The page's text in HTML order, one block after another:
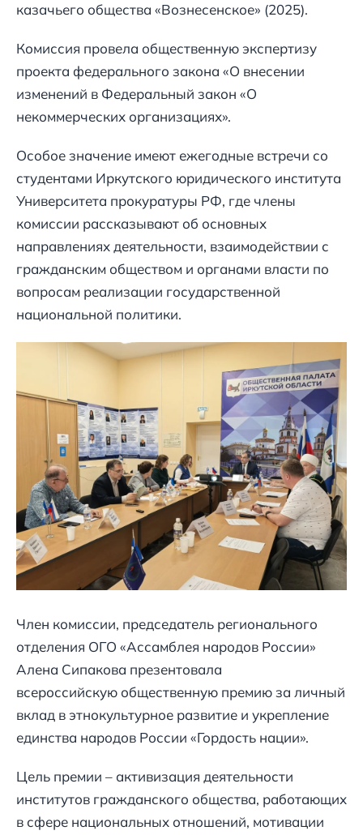
казачьего общества «Вознесенское» (2025).
Комиссия провела общественную экспертизу
проекта федерального закона «О внесении
изменений в Федеральный закон «О
некоммерческих организациях».
Особое значение имеют ежегодные встречи со
студентами Иркутского юридического института
Университета прокуратуры РФ, где члены
комиссии рассказывают об основных
направлениях деятельности, взаимодействии с
гражданским обществом и органами власти по
вопросам реализации государственной
национальной политики.
Член комиссии, председатель регионального
отделения ОГО «Ассамблея народов России»
Алена Сипакова презентовала
всероссийскую общественную премию за личный
вклад в этнокультурное развитие и укрепление
единства народов России «Гордость нации».
Цель премии – активизация деятельности
институтов гражданского общества, работающих
в сфере национальных отношений, мотивации